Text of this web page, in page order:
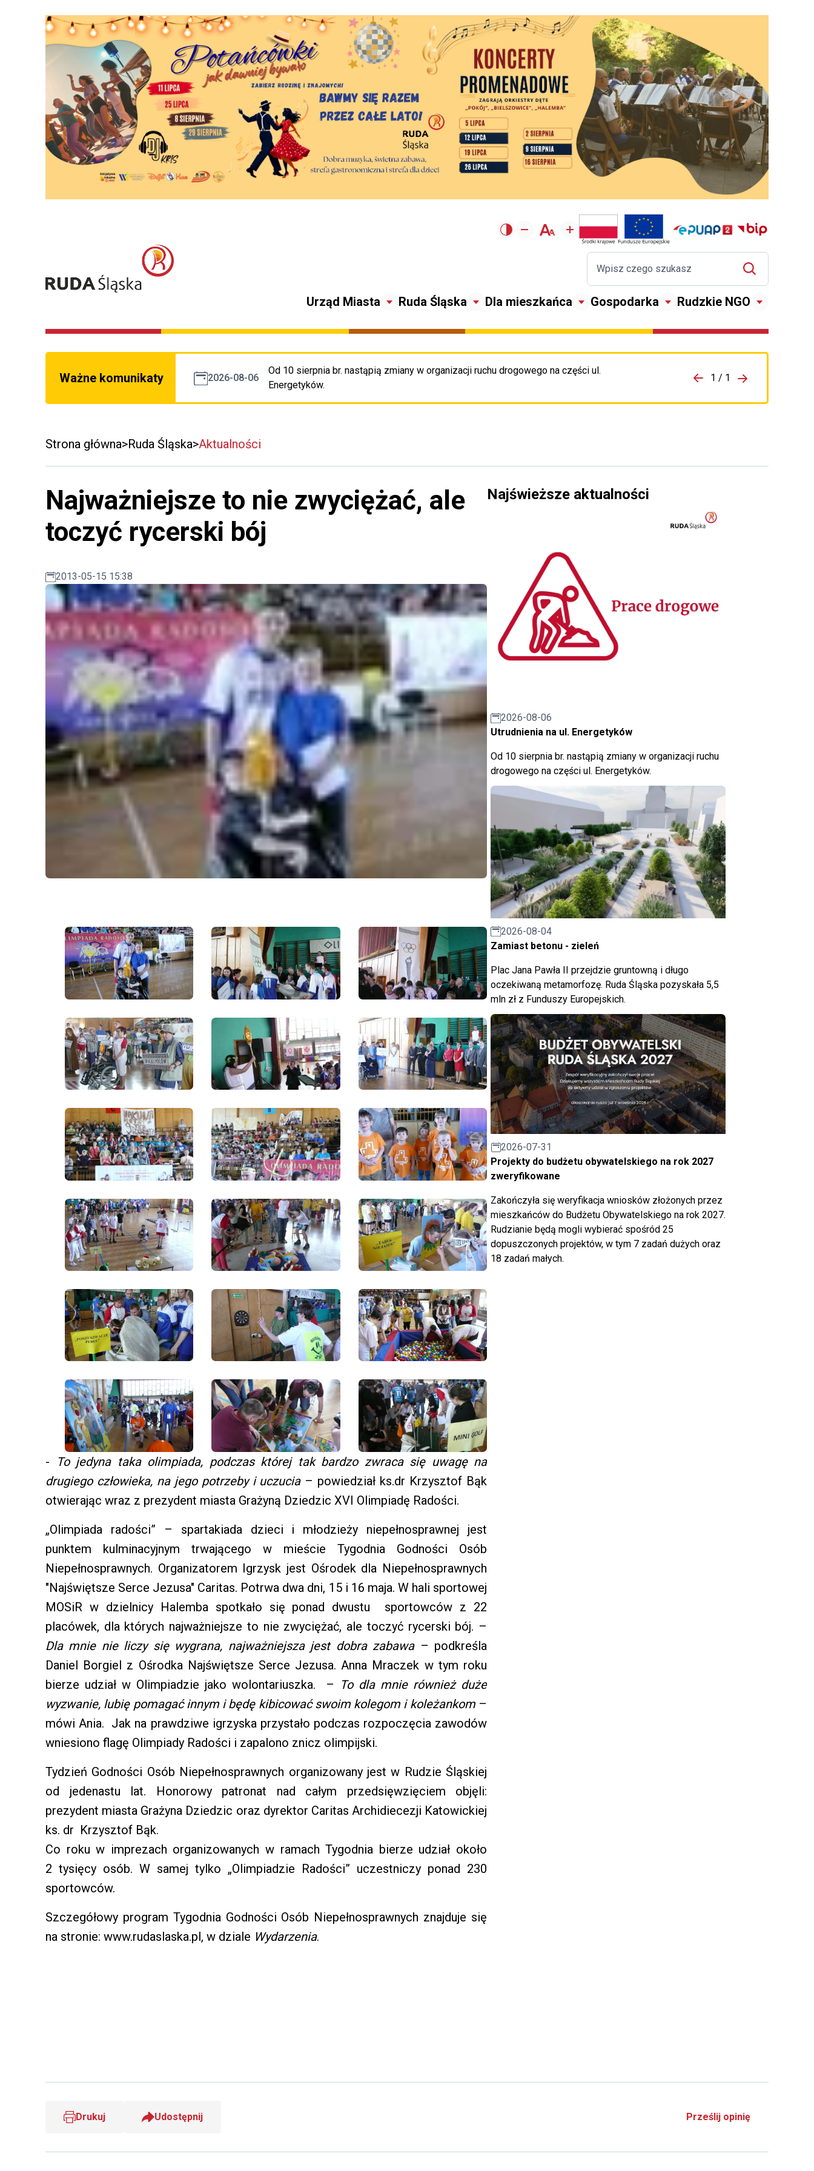
Urząd Miasta Ruda Śląska Dla mieszkańca Gospodarka Rudzkie NGO
Ważne komunikaty 2026-08-06
Od 10 sierpnia br. nastąpią zmiany w organizacji ruchu drogowego na części ul.
Energetyków.
Przejdź do porzpedniego komunikatu 1 / 1
Przejdź do
Strona główna Ruda Śląska Aktualności
Najważniejsze to nie zwyciężać, ale
toczyć rycerski bój
2013-05-15 15:38
-
To jedyna taka olimpiada, podczas której tak bardzo zwraca się uwagę na
drugiego człowieka, na jego potrzeby i uczucia– powiedział ks.dr Krzysztof Bąk
otwierając wraz z prezydent miasta Grażyną Dziedzic XVI Olimpiadę Radości.
„Olimpiada radości” – spartakiada dzieci i młodzieży niepełnosprawnej jest
punktem kulminacyjnym trwającego w mieście Tygodnia Godności Osób
Niepełnosprawnych. Organizatorem Igrzysk jest Ośrodek dla Niepełnosprawnych
"Najświętsze Serce Jezusa" Caritas. Potrwa dwa dni, 15 i 16 maja. W hali sportowej
MOSiR w dzielnicy Halemba spotkało się ponad dwustu sportowców z 22
placówek, dla których najważniejsze to nie zwyciężać, ale toczyć rycerski bój. –
Dla mnie nie liczy się wygrana, najważniejsza jest dobra zabawa– podkreśla
Daniel Borgiel z Ośrodka Najświętsze Serce Jezusa. Anna Mraczek w tym roku
bierze udział w Olimpiadzie jako wolontariuszka. – To dla mnie również duże
wyzwanie, lubię pomagać innym i będę kibicować swoim kolegom i koleżankom–
mówi Ania. Jak na prawdziwe igrzyska przystało podczas rozpoczęcia zawodów
wniesiono flagę Olimpiady Radości i zapalono znicz olimpijski.
Tydzień Godności Osób Niepełnosprawnych organizowany jest w Rudzie Śląskiej
od jedenastu lat. Honorowy patronat nad całym przedsięwzięciem objęli:
prezydent miasta Grażyna Dziedzic oraz dyrektor Caritas Archidiecezji Katowickiej
ks. dr Krzysztof Bąk.
Co roku w imprezach organizowanych w ramach Tygodnia bierze udział około
2 tysięcy osób. W samej tylko „Olimpiadzie Radości” uczestniczy ponad 230
sportowców.
Szczegółowy program Tygodnia Godności Osób Niepełnosprawnych znajduje się
na stronie: www.rudaslaska.pl, w dziale Wydarzenia.
Najświeższe aktualności
2026-08-06
Utrudnienia na ul. Energetyków
Od 10 sierpnia br. nastąpią zmiany w organizacji ruchu
drogowego na części ul. Energetyków.
2026-08-04
Zamiast betonu - zieleń
Plac Jana Pawła II przejdzie gruntowną i długo
oczekiwaną metamorfozę. Ruda Śląska pozyskała 5,5
mln zł z Funduszy Europejskich.
2026-07-31
Projekty do budżetu obywatelskiego na rok 2027
zweryfikowane
Zakończyła się weryfikacja wniosków złożonych przez
mieszkańców do Budżetu Obywatelskiego na rok 2027.
Rudzianie będą mogli wybierać spośród 25
dopuszczonych projektów, w tym 7 zadań dużych oraz
18 zadań małych.
Drukuj Udostępnij Prześlij opinię